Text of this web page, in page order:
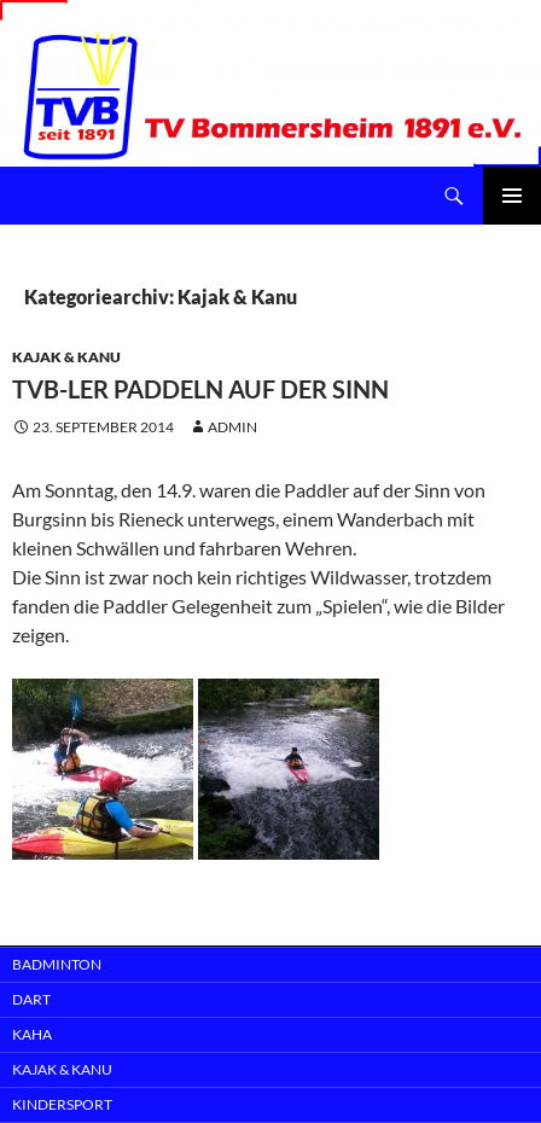
Kategoriearchiv: Kajak & Kanu
KAJAK & KANU
TVB-LER PADDELN AUF DER SINN
23. SEPTEMBER 2014 ADMIN
Am Sonntag, den 14.9. waren die Paddler auf der Sinn von
Burgsinn bis Rieneck unterwegs, einem Wanderbach mit
kleinen Schwällen und fahrbaren Wehren.
Die Sinn ist zwar noch kein richtiges Wildwasser, trotzdem
fanden die Paddler Gelegenheit zum „Spielen“, wie die Bilder
zeigen.
BADMINTON
DART
KAHA
KAJAK & KANU
KINDERSPORT